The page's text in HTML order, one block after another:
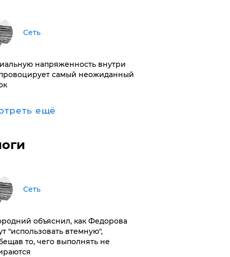
Сеть
напряженность внутри
самый неожиданный
ещё
Сеть
объяснил, как Федорова
"использовать втемную",
то, чего выполнять не